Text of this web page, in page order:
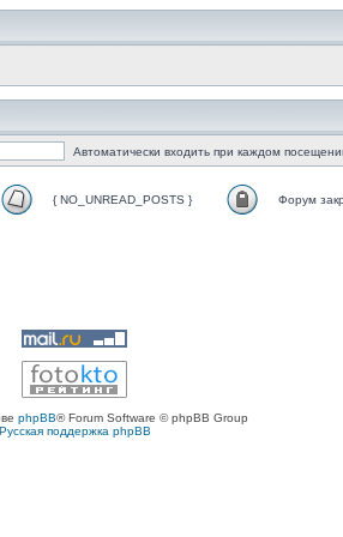
Автоматически входить при каждом
{ NO_UNREAD_POSTS } Форум
phpBB® Forum Software © phpBB Group
Русская поддержка phpBB